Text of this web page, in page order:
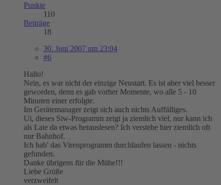
Punkte
110
Beiträge
18
30. Juni 2007 um 23:04
#6
Hallo!
Nein, es war nicht der einzige Neustart. Es ist aber viel besser
geworden, denn es gab vorher Momente, wo alle 5 - 10
Minuten einer erfolgte.
Im Gerätemanager zeigt sich auch nichts Auffälliges.
Ui, dieses Siw-Programm zeigt ja ziemlich viel, nur kann ich
als Laie da etwas herauslesen? Ich verstehe hier ziemlich oft
nur Bahnhof.
Ich hab' das Virenprogramm durchlaufen lassen - nichts
gefunden.
Danke übrigens für die Mühe!!!
Liebe Grüße
verzweifelt